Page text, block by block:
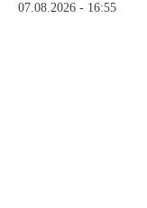
07.08.2026 - 16:55